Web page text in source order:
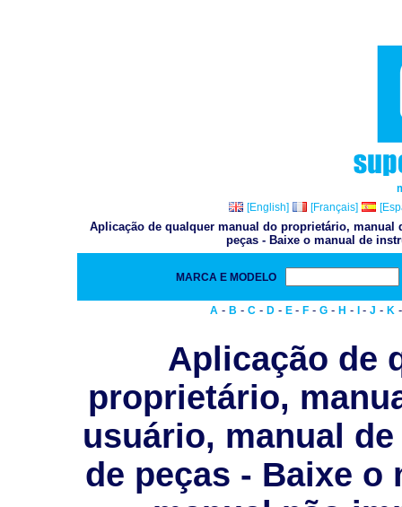
[English]
[Français]
Aplicação de qualquer manual do proprietário,
peças - Baixe o manual de
MARCA E MODELO
A - B - C - D - E - F - G - H - - J - K
Aplicação de
proprietário,
usuário, manual
de peças - Baixe o